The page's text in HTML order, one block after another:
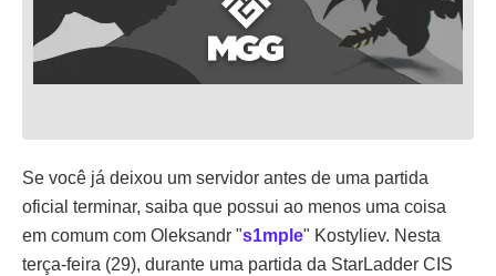
Se você já deixou um servidor antes de uma partida
oficial terminar, saiba que possui ao menos uma coisa
em comum com Oleksandr "s1mple" Kostyliev. Nesta
terça-feira (29), durante uma partida da StarLadder CIS